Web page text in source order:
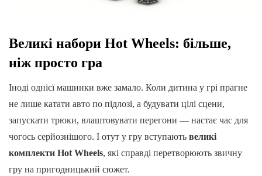
Великі набори Hot Wheels: більше,
ніж просто гра
Іноді однієї машинки вже замало. Коли дитина у грі прагне
не лише катати авто по підлозі, а будувати цілі сцени,
запускати трюки, влаштовувати перегони — настає час для
чогось серйознішого. І отут у гру вступають великі
комплекти Hot Wheels, які справді перетворюють звичну
гру на пригодницький сюжет.